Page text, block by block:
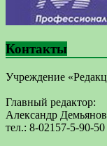
Контакты
Учреждение
Главный редактор:
Александр
тел.: 8-02157-5-90-50